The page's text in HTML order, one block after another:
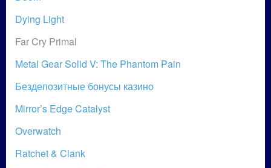
Dying Light
Far Cry Primal
Metal Gear Solid V: The Phantom Pain
Бездепозитные бонусы казино
Mirror’s Edge Catalyst
Overwatch
Ratchet & Clank